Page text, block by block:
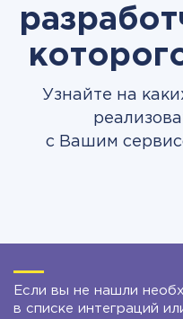
Узнайте на
с Вашим
Если вы не нашли
в списке интеграций